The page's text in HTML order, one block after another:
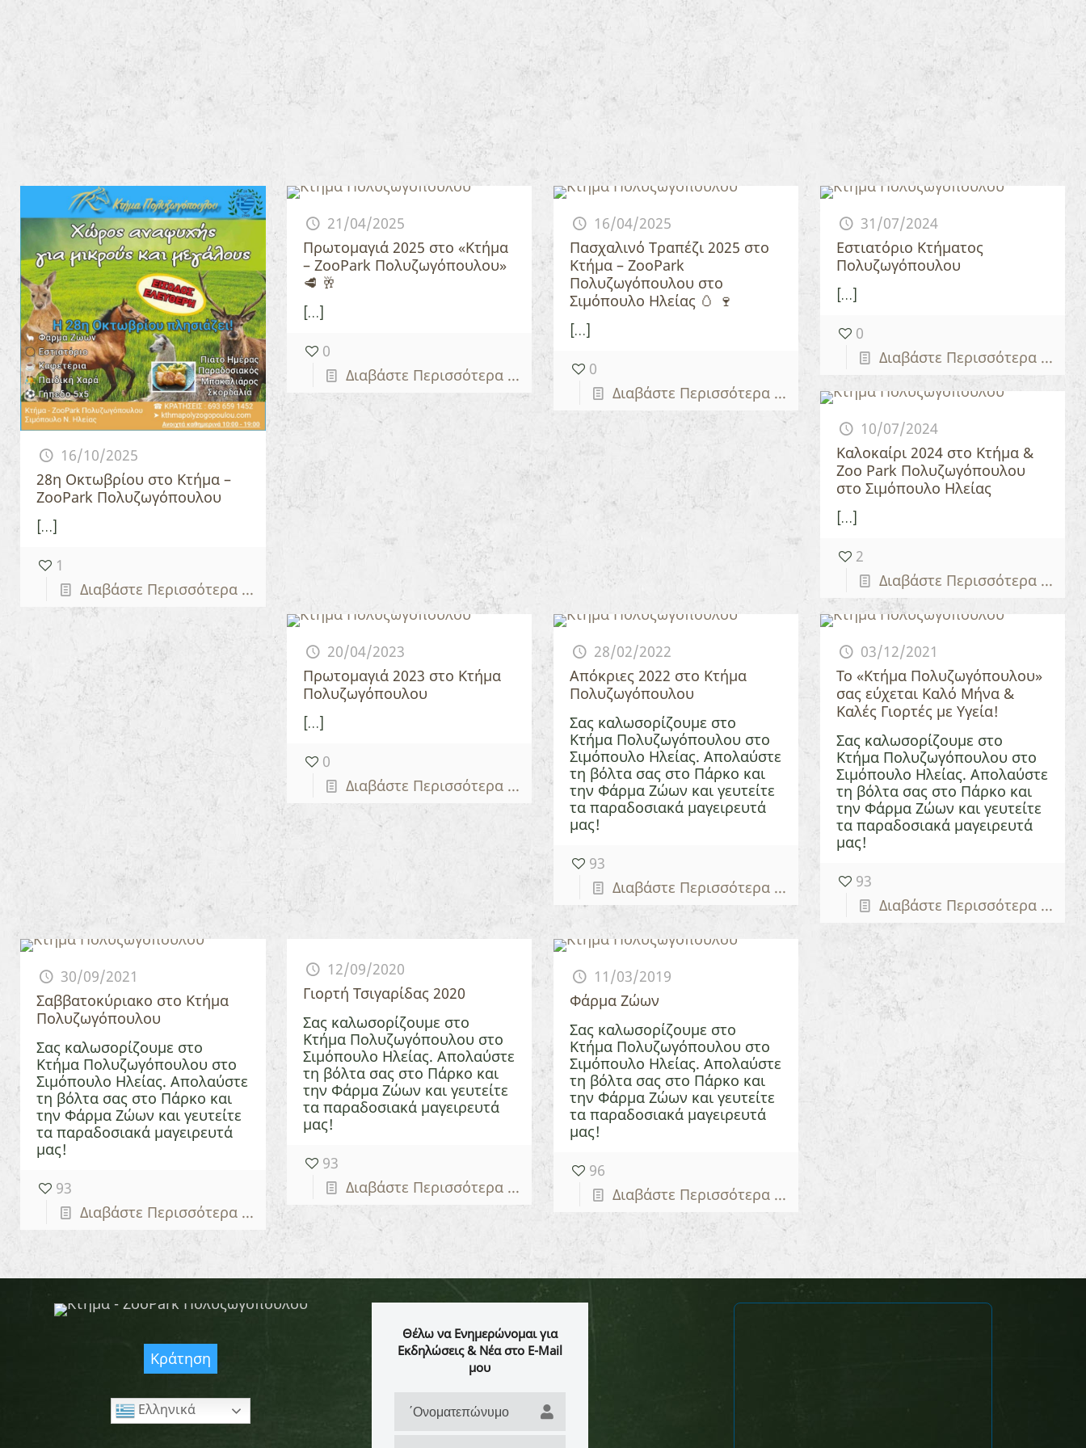
16/10/2025
28η Οκτωβρίου στο Κτήμα –
ZooPark Πολυζωγόπουλου
[…]
1
Διαβάστε Περισσότερα ...
21/04/2025
Πρωτομαγιά 2025 στο «Κτήμα
– ZooPark Πολυζωγόπουλου»
🥩 🥂
[…]
0
Διαβάστε Περισσότερα ...
16/04/2025
Πασχαλινό Τραπέζι 2025 στο
Κτήμα – ZooPark
Πολυζωγόπουλου στο
Σιμόπουλο Ηλείας 🥚 🍷
[…]
0
Διαβάστε Περισσότερα ...
31/07/2024
Εστιατόριο Κτήματος
Πολυζωγόπουλου
[…]
0
Διαβάστε Περισσότερα ...
10/07/2024
Καλοκαίρι 2024 στο Κτήμα &
Zoo Park Πολυζωγόπουλου
στο Σιμόπουλο Ηλείας
[…]
2
Διαβάστε Περισσότερα ...
20/04/2023
Πρωτομαγιά 2023 στο Κτήμα
Πολυζωγόπουλου
[…]
0
Διαβάστε Περισσότερα ...
28/02/2022
Απόκριες 2022 στο Κτήμα
Πολυζωγόπουλου
Σας καλωσορίζουμε στο
Κτήμα Πολυζωγόπουλου στο
Σιμόπουλο Ηλείας. Απολαύστε
τη βόλτα σας στο Πάρκο και
την Φάρμα Ζώων και γευτείτε
τα παραδοσιακά μαγειρευτά
μας!
93
Διαβάστε Περισσότερα ...
03/12/2021
Το «Κτήμα Πολυζωγόπουλου»
σας εύχεται Καλό Μήνα &
Καλές Γιορτές με Υγεία!
Σας καλωσορίζουμε στο
Κτήμα Πολυζωγόπουλου στο
Σιμόπουλο Ηλείας. Απολαύστε
τη βόλτα σας στο Πάρκο και
την Φάρμα Ζώων και γευτείτε
τα παραδοσιακά μαγειρευτά
μας!
93
Διαβάστε Περισσότερα ...
30/09/2021
Σαββατοκύριακο στο Κτήμα
Πολυζωγόπουλου
Σας καλωσορίζουμε στο
Κτήμα Πολυζωγόπουλου στο
Σιμόπουλο Ηλείας. Απολαύστε
τη βόλτα σας στο Πάρκο και
την Φάρμα Ζώων και γευτείτε
τα παραδοσιακά μαγειρευτά
μας!
93
Διαβάστε Περισσότερα ...
12/09/2020
Γιορτή Τσιγαρίδας 2020
Σας καλωσορίζουμε στο
Κτήμα Πολυζωγόπουλου στο
Σιμόπουλο Ηλείας. Απολαύστε
τη βόλτα σας στο Πάρκο και
την Φάρμα Ζώων και γευτείτε
τα παραδοσιακά μαγειρευτά
μας!
93
Διαβάστε Περισσότερα ...
11/03/2019
Φάρμα Ζώων
Σας καλωσορίζουμε στο
Κτήμα Πολυζωγόπουλου στο
Σιμόπουλο Ηλείας. Απολαύστε
τη βόλτα σας στο Πάρκο και
την Φάρμα Ζώων και γευτείτε
τα παραδοσιακά μαγειρευτά
μας!
96
Διαβάστε Περισσότερα ...
Κράτηση
Ελληνικά
Θέλω να Ενημερώνομαι για
Εκδηλώσεις & Νέα στο E-Mail
μου